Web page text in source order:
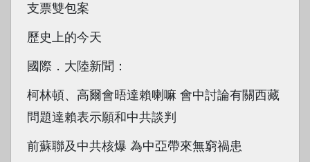
支票雙包案
歷史上的今天
國際．大陸新聞：
柯林頓、高爾會晤達賴喇嘛 會中討論有關西藏
問題達賴表示願和中共談判
前蘇聯及中共核爆 為中亞帶來無窮禍患